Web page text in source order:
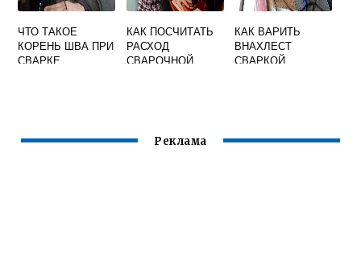
ЧТО ТАКОЕ
КОРЕНЬ ШВА ПРИ
СВАРКЕ
КАК ПОСЧИТАТЬ
РАСХОД
СВАРОЧНОЙ
КАК ВАРИТЬ
ВНАХЛЕСТ
СВАРКОЙ
Реклама